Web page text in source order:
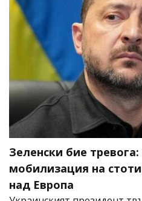
Зеленски бие
мобилизация на
над Европа